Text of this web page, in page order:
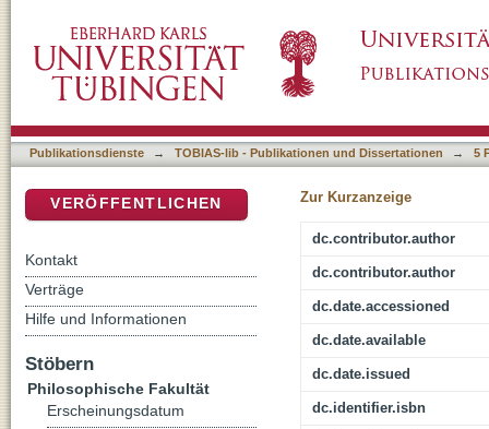
Publikationsdienste → TOBIAS-lib - Publikationen und Dissertationen → 5
Zur Kurzanzeige
dc.contributor.author
dc.contributor.author
dc.date.accessioned
dc.date.available
dc.date.issued
dc.identifier.isbn
VERÖFFENTLICHEN
Kontakt
Verträge
Hilfe und Informationen
Stöbern
Philosophische Fakultät
Erscheinungsdatum